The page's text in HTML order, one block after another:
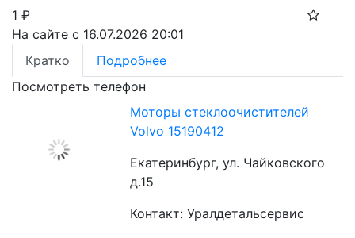
1 ₽
На сайте с 16.07.2026 20:01
Кратко
Подробнее
Посмотреть телефон
Моторы стеклоочистителей
Volvo 15190412
Екатеринбург, ул. Чайковского
д.15
Контакт: Уралдетальсервис